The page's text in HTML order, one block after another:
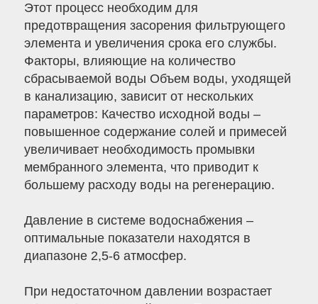
Этот процесс необходим для
предотвращения засорения фильтрующего
элемента и увеличения срока его службы.
Факторы, влияющие на количество
сбрасываемой воды Объем воды, уходящей
в канализацию, зависит от нескольких
параметров: Качество исходной воды –
повышенное содержание солей и примесей
увеличивает необходимость промывки
мембранного элемента, что приводит к
большему расходу воды на регенерацию.
Давление в системе водоснабжения –
оптимальные показатели находятся в
диапазоне 2,5-6 атмосфер.
При недостаточном давлении возрастает